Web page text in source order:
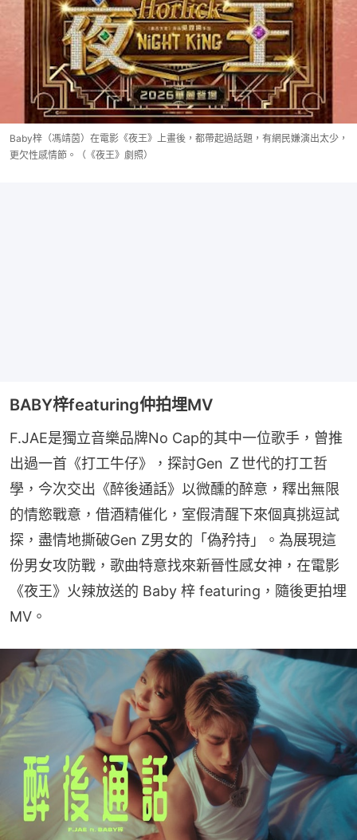
Baby梓（馮靖茵）在電影《夜王》上畫後，都帶起過話題，有網民嫌演出太少，
更欠性感情節。（《夜王》劇照）
BABY梓featuring仲拍埋MV
F.JAE是獨立音樂品牌No Cap的其中一位歌手，曾推
出過一首《打工牛仔》，探討Gen Ｚ世代的打工哲
學，今次交出《醉後通話》以微醺的醉意，釋出無限
的情慾戰意，借酒精催化，室假清醒下來個真挑逗試
探，盡情地撕破Gen Z男女的「偽矜持」。為展現這
份男女攻防戰，歌曲特意找來新晉性感女神，在電影
《夜王》火辣放送的 Baby 梓 featuring，隨後更拍埋
MV。